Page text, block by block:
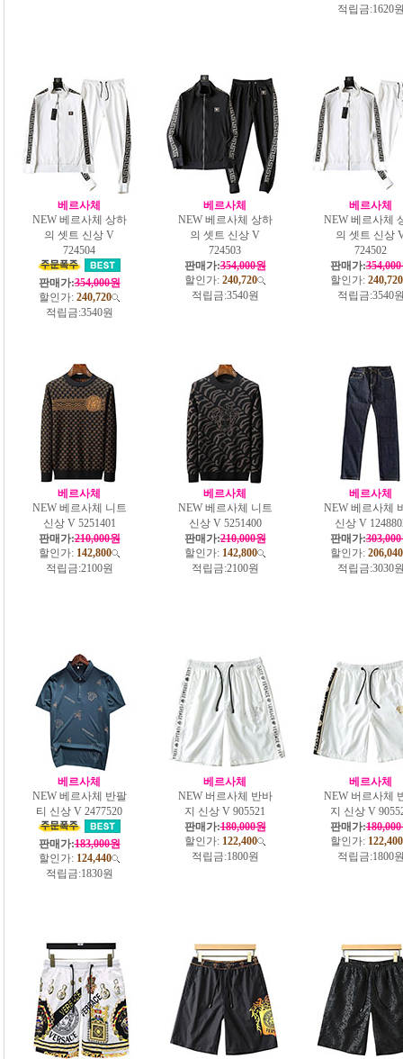
적립금:1620
베르사체
NEW 베르사체 상하
의 셋트 신상 V
724504
판매가:354,000원
할인가: 240,720
적립금:3540원
베르사체
NEW 베르사체 상하
의 셋트 신상 V
724503
판매가:354,000원
할인가: 240,720
적립금:3540원
베르사체
NEW 베르사체
의 셋트 신상
724502
판매가:
할인가: 240,720
적립금:3540
베르사체
NEW 베르사체 니트
신상 V 5251401
판매가:210,000원
할인가: 142,800
적립금:2100원
베르사체
NEW 베르사체 니트
신상 V 5251400
판매가:210,000원
할인가: 142,800
적립금:2100원
베르사체
NEW 베르사체
신상 V
판매가:
할인가: 206,040
적립금:3030
베르사체
NEW 베르사체 반팔
티 신상 V 2477520
판매가:183,000원
할인가: 124,440
적립금:1830원
베르사체
NEW 버르사체 반바
지 신상 V 905521
판매가:180,000원
할인가: 122,400
적립금:1800원
베르사체
NEW 버르사체
지 신상 V
판매가:
할인가: 122,400
적립금:1800